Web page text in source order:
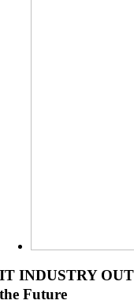
IT INDUSTRY
the Future